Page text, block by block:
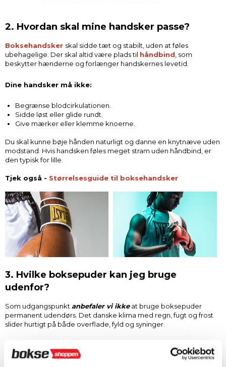
2. Hvordan skal mine handsker passe?
Boksehandsker skal sidde tæt og stabilt, uden at føles
ubehagelige. Der skal altid være plads til håndbind, som
beskytter hænderne og forlænger handskernes levetid.
Dine handsker må ikke:
Begrænse blodcirkulationen.
Sidde løst eller glide rundt.
Give mærker eller klemme knoerne.
Du skal kunne bøje hånden naturligt og danne en knytnæve uden
modstand. Hvis handsken føles meget stram uden håndbind, er
den typisk for lille.
Tjek også - Størrelsesguide til boksehandsker
3. Hvilke boksepuder kan jeg bruge
udenfor?
Som udgangspunkt anbefaler viikkeat bruge boksepuder
permanent udendørs. Det danske klima med regn, fugt og frost
slider hurtigt på både overflade, fyld og syninger.
gøre materialet stift og mere udsat for revner. Lynlåse og